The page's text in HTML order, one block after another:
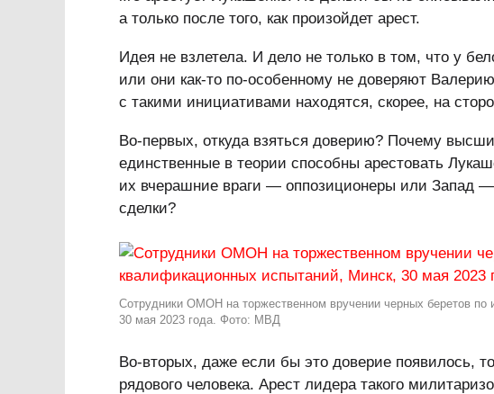
а только после того, как произойдет арест.
Идея не взлетела. И дело не только в том, что у
или они как-то по-особенному не доверяют
с такими инициативами находятся, скорее, на
Во-первых, откуда взяться доверию? Почему
единственные в теории способны арестовать
их вчерашние враги — оппозиционеры или Запад
сделки?
Сотрудники ОМОН на торжественном вручении черных беретов по
30 мая 2023 года. Фото: МВД
Во-вторых, даже если бы это доверие появилось,
рядового человека. Арест лидера такого